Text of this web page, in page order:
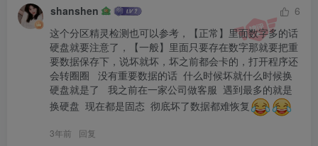
shanshen
6
这个分区精灵检测也可以参考，【正常】里面数字多的话
硬盘就要注意了，【一般】里面只要存在数字那就要把重
要数据保存下，说坏就坏，坏之前都会卡的，打开程序还
会转圈圈   没有重要数据的话  什么时候坏就什么时候换
硬盘就是了   我之前在一家公司做客服  遇到最多的就是
换硬盘  现在都是固态  彻底坏了数据都难恢复
3年前 回复